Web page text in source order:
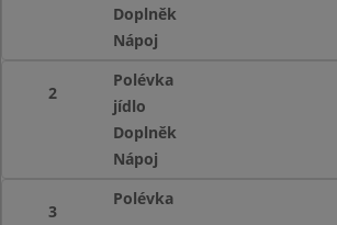
Doplněk
Nápoj
2
Polévka
jídlo
Doplněk
Nápoj
3
Polévka